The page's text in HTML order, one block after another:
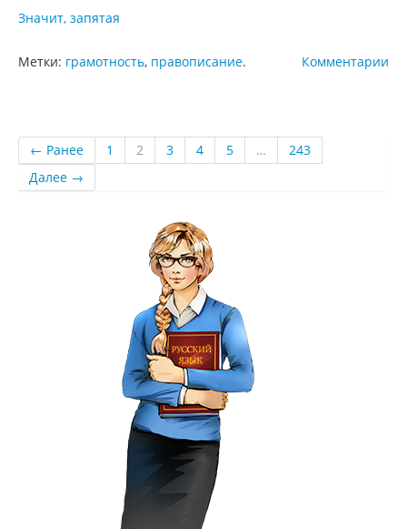
Значит, запятая
Комментарии
Метки: грамотность, правописание.
← Ранее 1 2 3 4 5 …
243
Далее →